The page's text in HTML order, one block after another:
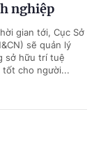
nghiệp
gian tới, Cục Sở
sẽ quản lý
sở hữu trí tuệ
tốt cho người...